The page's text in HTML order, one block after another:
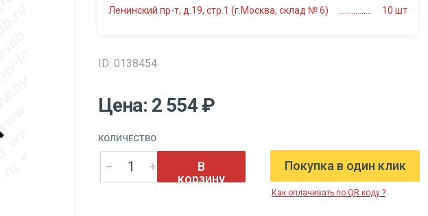
Ленинский пр-т, д.19, стр.1 (г.Москва, склад № 6) 10 шт
ID: 0138454
Цена: 2 554 ₽
КОЛИЧЕСТВО
В
корзину
Покупка в один клик
Как оплачивать по QR коду ?